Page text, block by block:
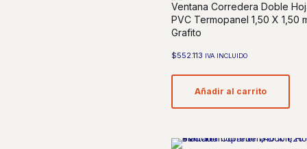
Ventana Corredera Doble
PVC Termopanel 1,50 X 1,50
Grafito
$552.113 IVA INCLUIDO
Añadir al carrito